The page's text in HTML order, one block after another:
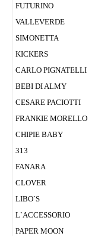
FUTURINO
VALLEVERDE
SIMONETTA
KICKERS
CARLO PIGNATELLI
BEBI DI ALMY
CESARE PACIOTTI
FRANKIE MORELLO
CHIPIE BABY
313
FANARА
CLOVER
LIBO`S
L`ACCESSORIO
PAPER MOON